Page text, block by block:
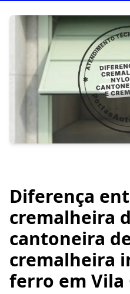
Diferença
cremalheira
cantoneira
cremalheira
ferro em Vila